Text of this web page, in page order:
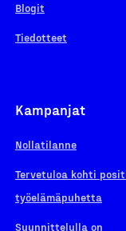
Blogit
Tiedotteet
Kampanjat
Nollatilanne
Tervetuloa kohti
työelämäpuhetta
Suunnittelulla on